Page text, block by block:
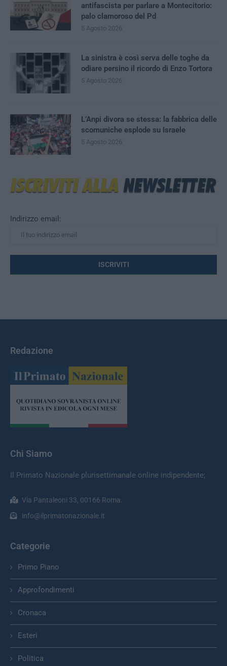
Indirizzo email:
antifascista per parlare a Montecitorio:
palo clamoroso del Pd
5 Agosto 2026
La sinistra è così serva delle toghe da
odiare persino il ricordo di Enzo Tortora
5 Agosto 2026
L’Anpi divora se stessa: la fabbrica delle
scomuniche esplode su Israele
5 Agosto 2026
Redazione
Chi Siamo
Il Primato Nazionale plurisettimanale online indipendente;
Via Pantaleoni 33, 00166 Roma.
info@ilprimatonazionale.it
Categorie
Primo Piano
Approfondimenti
Cronaca
Esteri
Politica